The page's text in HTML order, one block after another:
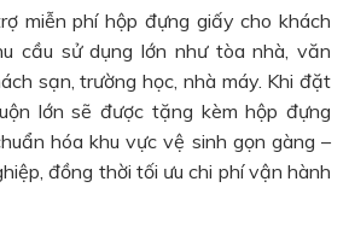
miễn phí hộp đựng giấy cho khách
cầu sử dụng lớn như tòa nhà, văn
sạn, trường học, nhà máy. Khi đặt
lớn sẽ được tặng kèm hộp đựng
hóa khu vực vệ sinh gọn gàng –
đồng thời tối ưu chi phí vận hành